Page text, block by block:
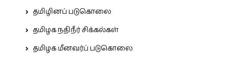
தமிழினப் படுகொலை
தமிழக நதிநீர் சிக்கல்கள்
தமிழக மீனவர்ப் படுகொலை